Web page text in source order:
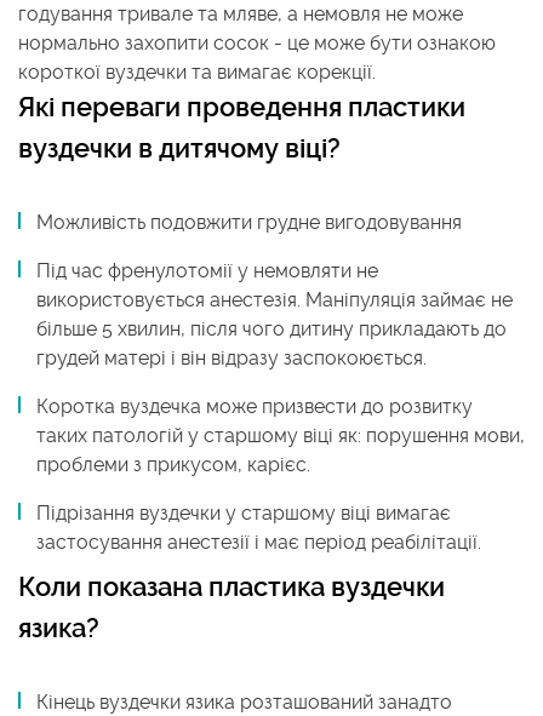
годування тривале та мляве, а немовля не може
нормально захопити сосок - це може бути ознакою
короткої вуздечки та вимагає корекції.
Які переваги проведення пластики
вуздечки в дитячому віці?
Можливість подовжити грудне вигодовування
Під час френулотомії у немовляти не
використовується анестезія. Маніпуляція займає не
більше 5 хвилин, після чого дитину прикладають до
грудей матері і він відразу заспокоюється.
Коротка вуздечка може призвести до розвитку
таких патологій у старшому віці як: порушення мови,
проблеми з прикусом, карієс.
Підрізання вуздечки у старшому віці вимагає
застосування анестезії і має період реабілітації.
Коли показана пластика вуздечки
язика?
Кінець вуздечки язика розташований занадто